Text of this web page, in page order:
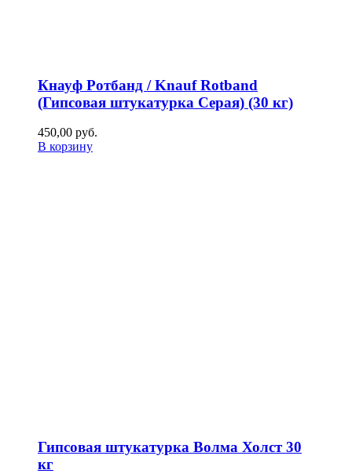
Кнауф Ротбанд / Knauf Rotband
(Гипсовая штукатурка Серая) (30 кг)
450,00 руб.
В корзину
Гипсовая штукатурка Волма Холст 30
кг